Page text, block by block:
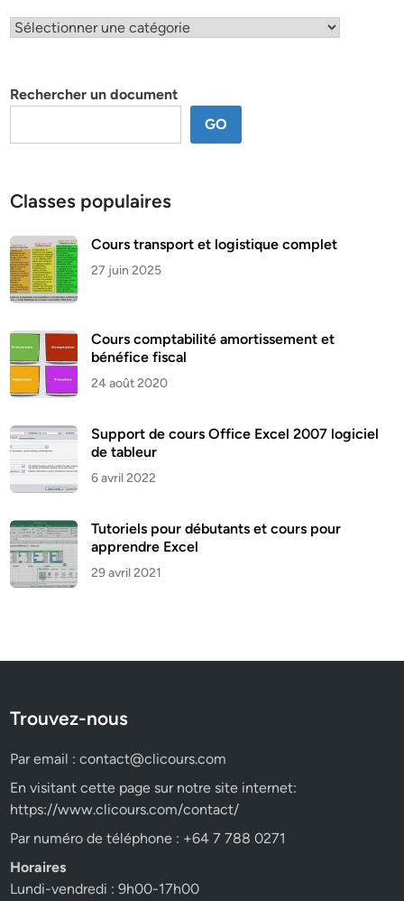
Classification
Rechercher un document
GO
Classes populaires
Cours transport et logistique complet
27 juin 2025
Cours comptabilité amortissement et
bénéfice fiscal
24 août 2020
Support de cours Office Excel 2007 logiciel
de tableur
6 avril 2022
Tutoriels pour débutants et cours pour
apprendre Excel
29 avril 2021
Trouvez-nous
Par email :contact@clicours.com
En visitant cette page sur notre site internet:
https://www.clicours.com/contact/
Par numéro de téléphone : +64 7 788 0271
Horaires
Lundi-vendredi : 9h00-17h00